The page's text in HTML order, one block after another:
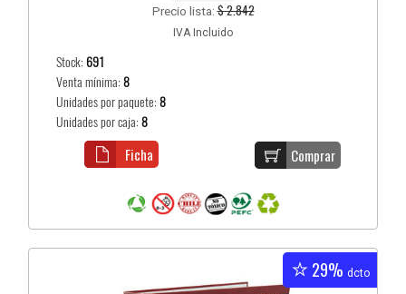
Precio lista:$ 2.842
IVA Incluido
Stock: 691
Venta mínima:8
Unidades por paquete:8
Unidades por caja:8
Comprar
Ficha
29% dcto